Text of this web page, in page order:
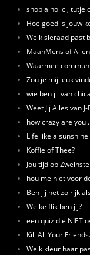
shop a holic , tutje
Hoe goed is jouw
Welk sieraad past
MaanMens of
Waarmee
Zou je mij leuk
wie ben jij van
Weet Jij Alles van J-
how crazy are you .
Life like a
Koffie of Thee?
Jou tijd op
hou me niet voor
Ben jij net zo rijk
Welke flik ben jij?
een quiz die NIET
Kill All Your
Welk kleur haar